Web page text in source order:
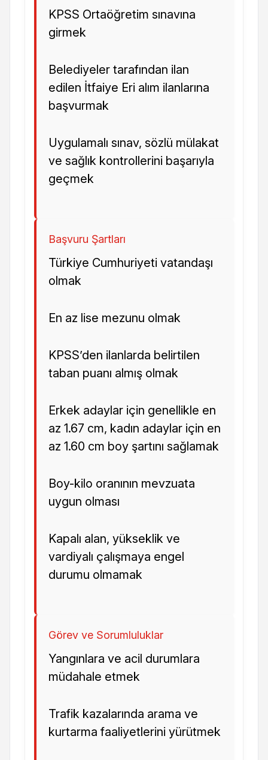
KPSS Ortaöğretim sınavına
girmek
Belediyeler tarafından ilan
edilen İtfaiye Eri alım ilanlarına
başvurmak
Uygulamalı sınav, sözlü mülakat
ve sağlık kontrollerini başarıyla
geçmek
Başvuru Şartları
Türkiye Cumhuriyeti vatandaşı
olmak
En az lise mezunu olmak
KPSS’den ilanlarda belirtilen
taban puanı almış olmak
Erkek adaylar için genellikle en
az 1.67 cm, kadın adaylar için en
az 1.60 cm boy şartını sağlamak
Boy-kilo oranının mevzuata
uygun olması
Kapalı alan, yükseklik ve
vardiyalı çalışmaya engel
durumu olmamak
Görev ve Sorumluluklar
Yangınlara ve acil durumlara
müdahale etmek
Trafik kazalarında arama ve
kurtarma faaliyetlerini yürütmek